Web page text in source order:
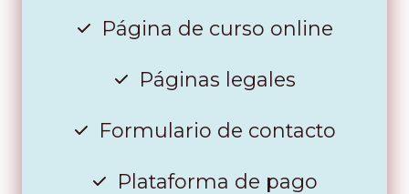
Página de curso online
Páginas legales
Formulario de contacto
Plataforma de pago